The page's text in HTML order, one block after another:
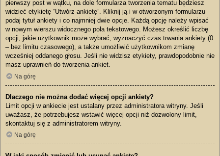
pierwszy post w wątku, na dole formularza tworzenia tematu będziesz
widzieć etykietę “Utwórz ankietę”. Kliknij ją i w otworzonym formularzu
podaj tytuł ankiety i co najmniej dwie opcje. Każdą opcję należy wpisać
w nowym wierszu widocznego pola tekstowego. Możesz określić liczbę
opcji, jakie użytkownik może wybrać, wyznaczyć czas trwania ankiety (0
– bez limitu czasowego), a także umożliwić użytkownikom zmianę
wcześniej oddanego głosu. Jeśli nie widzisz etykiety, prawdopodobnie nie
masz uprawnień do tworzenia ankiet.
Na górę
Dlaczego nie można dodać więcej opcji ankiety?
Limit opcji w ankiecie jest ustalany przez administratora witryny. Jeśli
uważasz, że potrzebujesz wstawić więcej opcji niż dozwolony limit,
skontaktuj się z administratorem witryny.
Na górę